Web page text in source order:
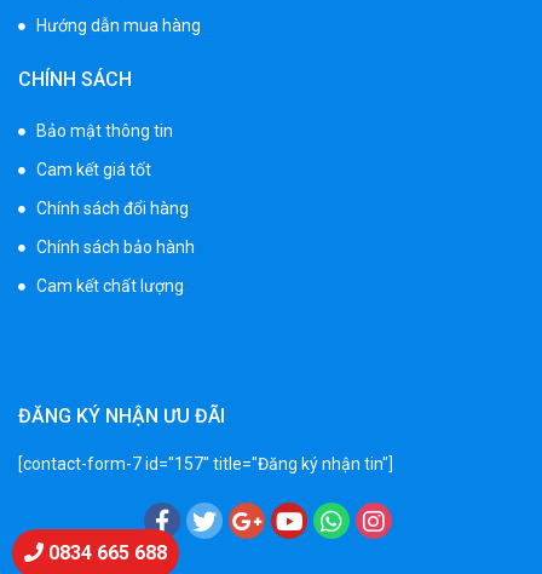
Xe máy điện trẻ em T118
1.250.000 ₫
1.250.000 ₫
2.600.000 ₫
3.250.000 ₫
Hướng dẫn mua hàng
CHÍNH SÁCH
Bảo mật thông tin
Cam kết giá tốt
Chính sách đổi hàng
Chính sách bảo hành
Cam kết chất lượng
ĐĂNG KÝ NHẬN ƯU ĐÃI
[contact-form-7 id="157" title="Đăng ký nhận tin"]
Chat Zalo
0834 665 688